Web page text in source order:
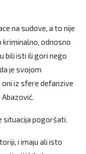
na sudove, a to nije
kriminalno, odnosno
bili isti ili gori nego
je svojom
iz sfere defanzive
Abazović.
situacija pogoršati.
i imaju ali isto